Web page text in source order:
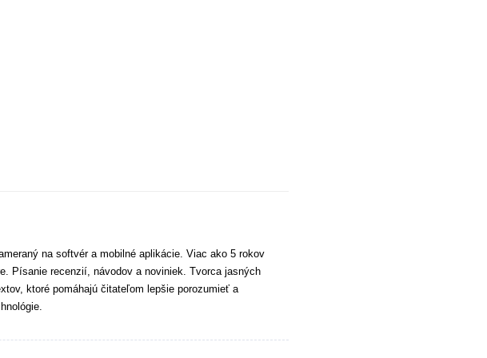
na softvér a mobilné aplikácie. Viac ako 5 rokov
Písanie recenzií, návodov a noviniek. Tvorca jasných
ktoré pomáhajú čitateľom lepšie porozumieť a